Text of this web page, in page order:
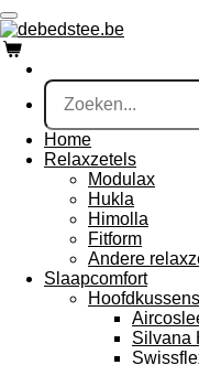
Ga
direct
naar
de
hoofdinhoud
Home
Relaxzetels
Modulax
Hukla
Himolla
Fitform
Andere
Slaapcomfort
Silvana